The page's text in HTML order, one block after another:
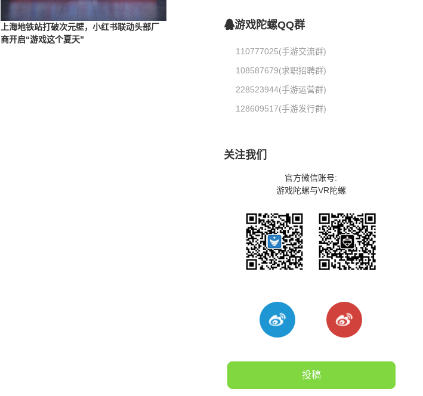
上海地铁站打破次元壁，小红书联动头部厂
商开启“游戏这个夏天”
游戏陀螺QQ群
110777025(手游交流群)
108587679(求职招聘群)
228523944(手游运营群)
128609517(手游发行群)
关注我们
官方微信账号:
游戏陀螺与VR陀螺
投稿